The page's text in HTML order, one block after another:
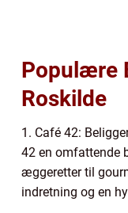
Populære
Roskilde
1. Café 42:
42 en omfattende
æggeretter til
indretning og en